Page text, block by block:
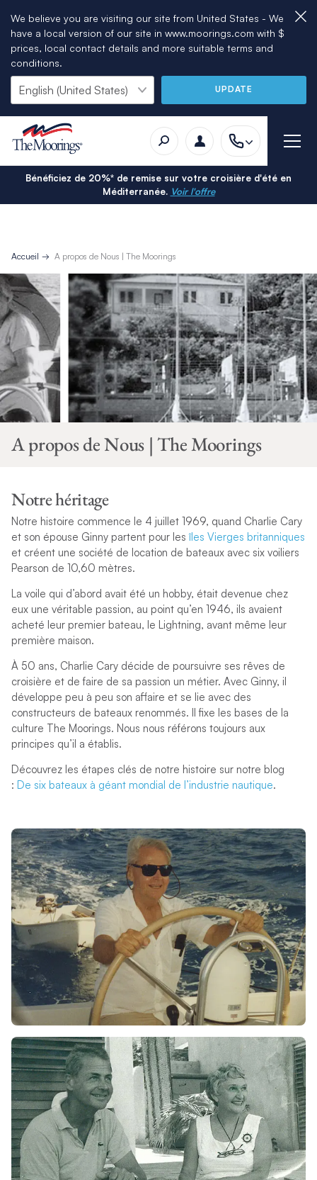
We believe you are visiting our site from United States - We
have a local version of our site in www.moorings.com with $
prices, local contact details and more suitable terms and
conditions.
UPDATE
Bénéficiez de 20%* de remise sur votre croisière d'été en
Méditerranée. Voir l'offre
Accueil A propos de Nous | The Moorings
A propos de Nous | The Moorings
Notre héritage
Notre histoire commence le 4 juillet 1969, quand Charlie Cary
et son épouse Ginny partent pour lesîles Vierges britanniques
et créent une société de location de bateaux avec six voiliers
Pearson de 10,60 mètres.
La voile qui d’abord avait été un hobby, était devenue chez
eux une véritable passion, au point qu’en 1946, ils avaient
acheté leur premier bateau, le Lightning, avant même leur
première maison.
À 50 ans, Charlie Cary décide de poursuivre ses rêves de
croisière et de faire de sa passion un métier. Avec Ginny, il
développe peu à peu son affaire et se lie avec des
constructeurs de bateaux renommés. Il fixe les bases de la
culture The Moorings. Nous nous référons toujours aux
principes qu’il a établis.
Découvrez les étapes clés de notre histoire sur notre blog
: De six bateaux à géant mondial de l’industrie nautique.